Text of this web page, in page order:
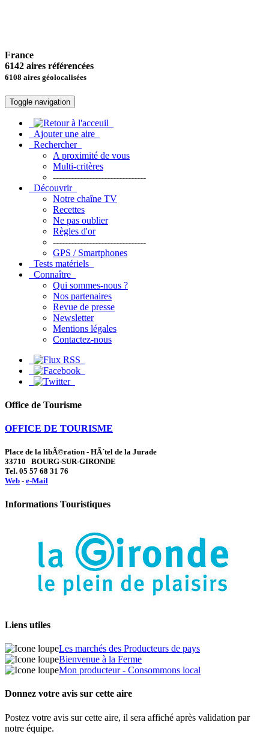
France
6142 aires référencées
6108 aires géolocalisées
Toggle navigation
Ajouter une aire
Rechercher
A proximité de vous
Multi-critères
-------------------------------
Découvrir
Notre chaîne TV
Recettes
Ne pas oublier
Règles d'or
-------------------------------
GPS / Smartphones
Tests matériels
Connaître
Qui sommes-nous ?
Nos partenaires
Revue de presse
Newsletter
Mentions légales
Contactez-nous
Office de Tourisme
OFFICE DE TOURISME
Place de la libÃ©ration - HÃ´tel de la Jurade
33710 BOURG-SUR-GIRONDE
Tel. 05 57 68 31 76
Web - e-Mail
Informations Touristiques
Liens utiles
Les marchés des Producteurs de pays
Bienvenue à la Ferme
Mon producteur - Consommons local
Donnez votre avis sur cette aire
Postez votre avis sur cette aire, il sera affiché après validation par
notre équipe.